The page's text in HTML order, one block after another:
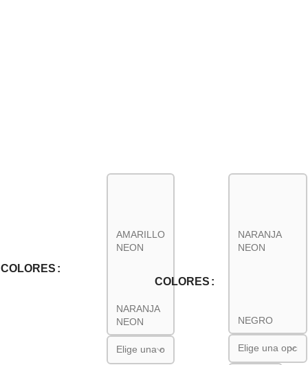
COLORES
AMARILLO
NEON
NARANJA
NEON
COLORES
NARANJA
NEON
NEGRO